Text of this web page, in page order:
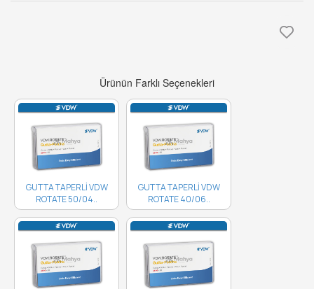
Ürünün Farklı Seçenekleri
GUTTA TAPERLİ VDW
ROTATE 50/04..
GUTTA TAPERLİ VDW
ROTATE 40/06..